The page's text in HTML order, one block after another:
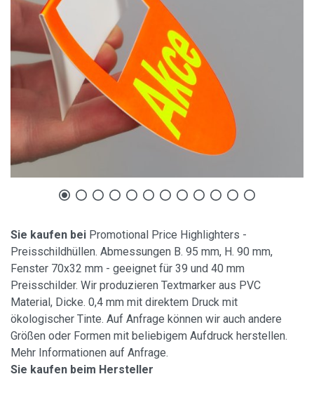
Sie kaufen bei Promotional Price Highlighters -
Preisschildhüllen. Abmessungen B. 95 mm, H. 90 mm,
Fenster 70x32 mm - geeignet für 39 und 40 mm
Preisschilder. Wir produzieren Textmarker aus PVC
Material, Dicke. 0,4 mm mit direktem Druck mit
ökologischer Tinte. Auf Anfrage können wir auch andere
Größen oder Formen mit beliebigem Aufdruck herstellen.
Mehr Informationen auf Anfrage.
Sie kaufen beim Hersteller